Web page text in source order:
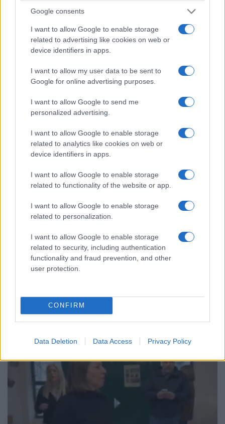
Google consents
I want to allow Google to enable storage
related to advertising like cookies on web or
device identifiers in apps.
I want to allow my user data to be sent to
Google for online advertising purposes.
I want to allow Google to send me
personalized advertising.
I want to allow Google to enable storage
related to analytics like cookies on web or
device identifiers in apps.
I want to allow Google to enable storage
related to functionality of the website or app.
I want to allow Google to enable storage
related to personalization.
I want to allow Google to enable storage
related to security, including authentication
functionality and fraud prevention, and other
user protection.
CONFIRM
Data Deletion Data Access Privacy Policy